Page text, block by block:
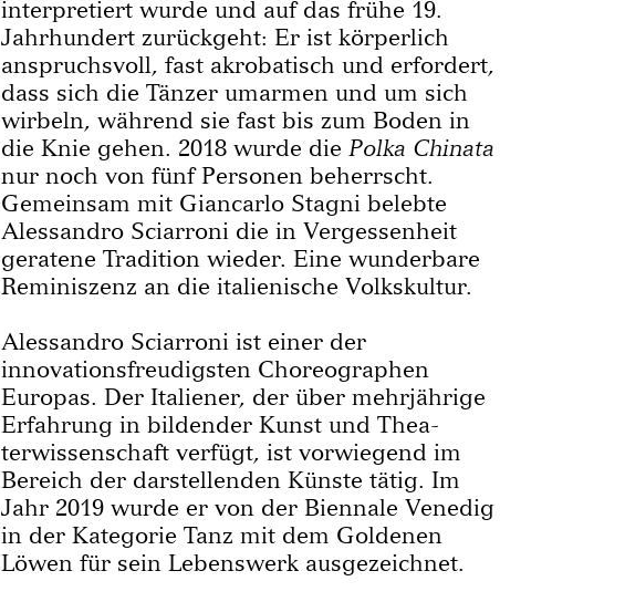
interpretiert wurde und auf das frühe 19.
Jahrhundert zurückgeht: Er ist körperlich
anspruchsvoll, fast akrobatisch und erfor­dert,
dass sich die Tänzer umarmen und um sich
wirbeln, während sie fast bis zum Boden in
die Knie gehen. 2018 wurde die Polka Chinata
nur noch von fünf Personen beherrscht.
Gemeinsam mit Giancarlo Stagni beleb­te
Alessandro Sciarroni die in Vergessenheit
geratene Tradition wieder. Eine wunderbare
Reminiszenz an die italienische Volkskultur.
Alessandro Sciarroni ist einer der
innovationsfreudigs­ten Choreographen
Europas. Der Italiener, der über mehrjährige
Erfahrung in bildender Kunst und Thea­
terwissenschaft verfügt, ist vorwiegend im
Bereich der darstellenden Künste tätig. Im
Jahr 2019 wurde er von der Biennale Venedig
in der Kategorie Tanz mit dem Goldenen
Löwen für sein Lebenswerk ausgezeichnet.